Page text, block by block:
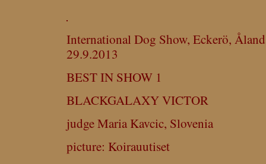
International Dog Show, Eckerö,
29.9.2013
BEST IN SHOW 1
BLACKGALAXY VICTOR
judge Maria Kavcic, Slovenia
picture: Koirauutiset